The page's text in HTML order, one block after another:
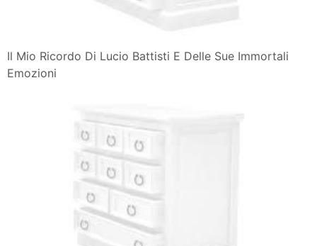
Il Mio Ricordo Di Lucio Battisti E Delle Sue Immortali
Emozioni